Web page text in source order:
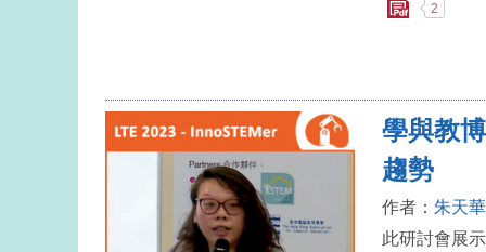
2
學與教
趨勢
作者： 朱天
此研討會展